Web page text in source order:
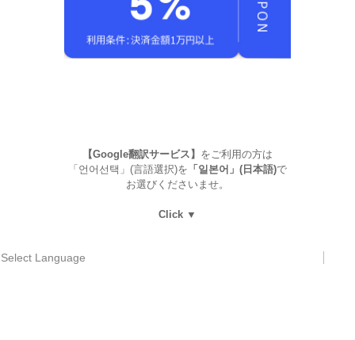
【Google翻訳サービス】 をご利用の方は
「언어선택」(言語選択)を 「일본어」(日本語)で
お選びくださいませ。
Click ▼
Select Language